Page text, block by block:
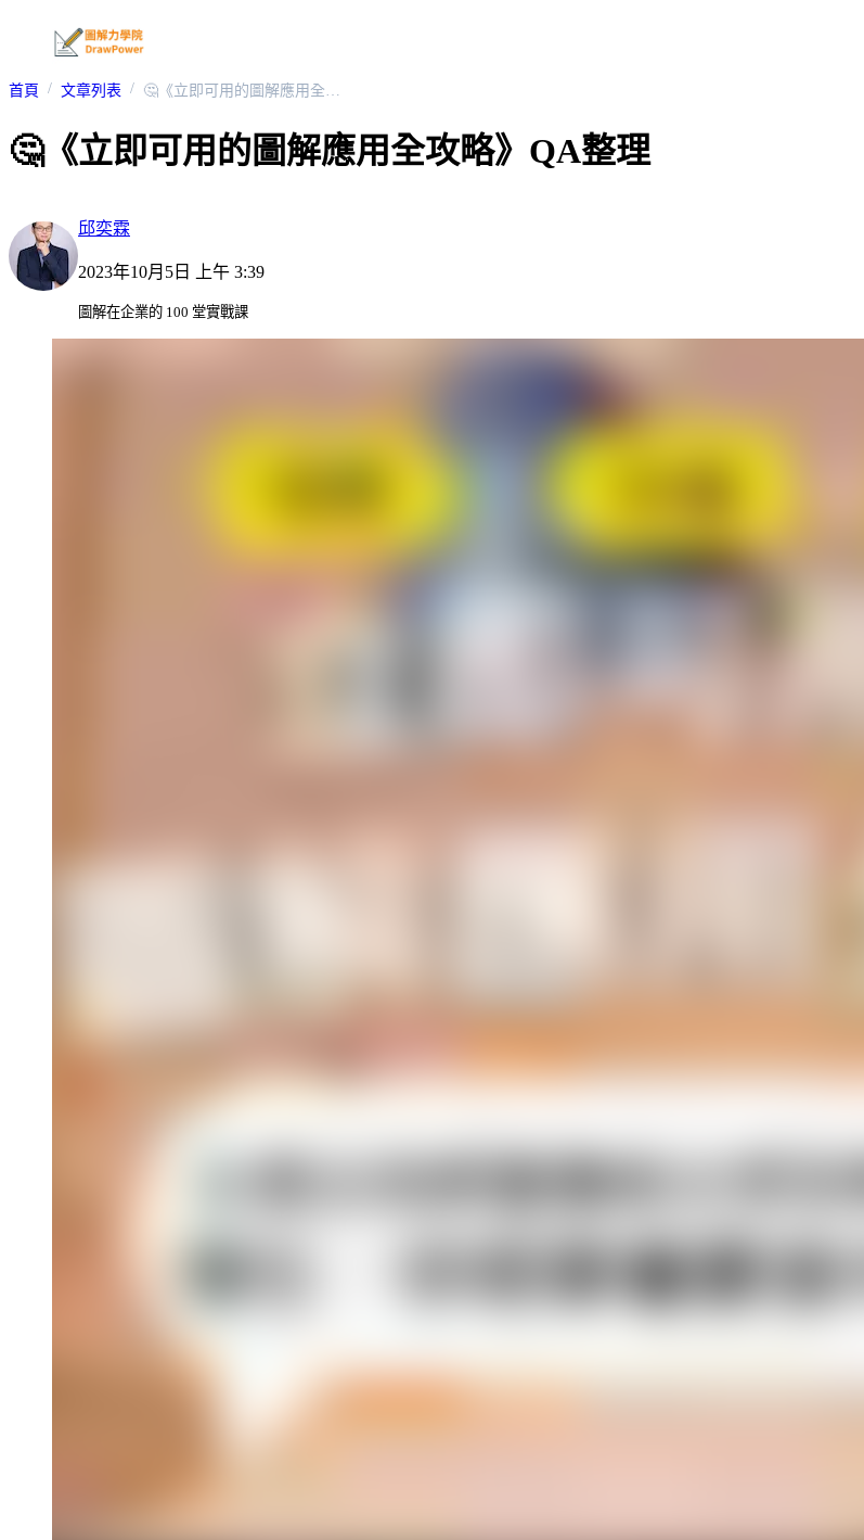
首頁 文章列表 🤔《立即可用的圖解應用全攻略》QA整理
🤔《立即可用的圖解應用全攻略》QA整理
邱奕霖
2023年10月5日 上午 3:39
圖解在企業的 100 堂實戰課